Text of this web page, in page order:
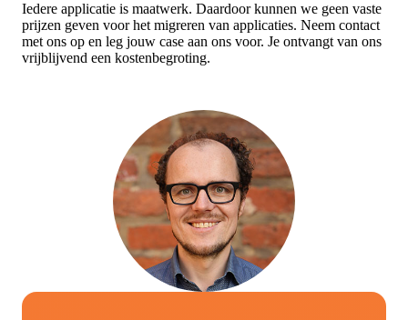
Iedere applicatie is maatwerk. Daardoor kunnen we geen vaste
prijzen geven voor het migreren van applicaties. Neem contact
met ons op en leg jouw case aan ons voor. Je ontvangt van ons
vrijblijvend een kostenbegroting.